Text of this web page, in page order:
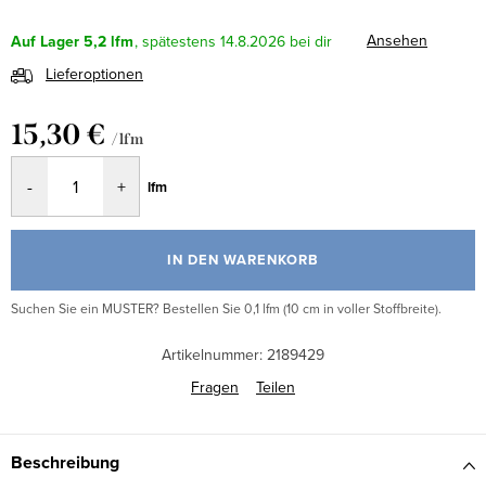
Auf Lager 5,2 lfm 14.8.2026
Ansehen
Lieferoptionen
15,30 € / lfm
lfm
IN DEN WARENKORB
Suchen Sie ein MUSTER? Bestellen Sie 0,1 lfm (10 cm in voller Stoffbreite).
Artikelnummer: 2189429
Fragen
Teilen
Beschreibung